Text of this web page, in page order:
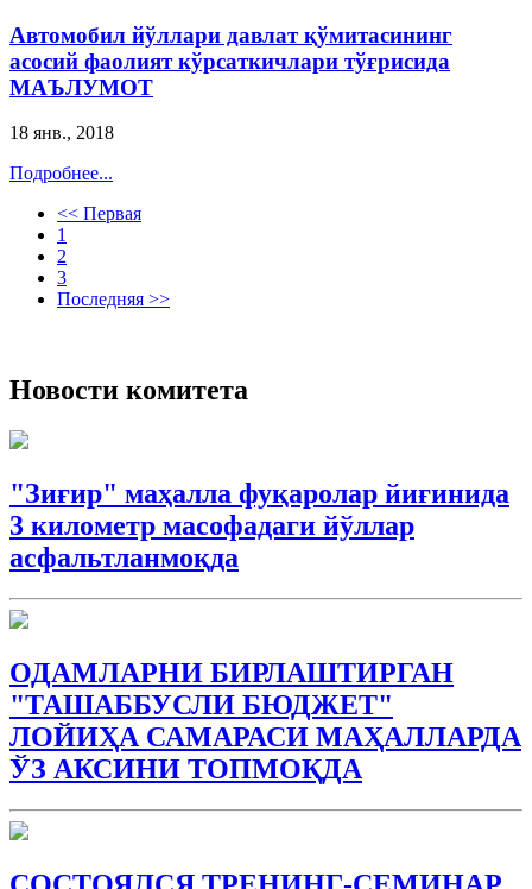
Автомобил йўллари давлат қўмитасининг
асосий фаолият кўрсаткичлари тўғрисида
МАЪЛУМОТ
18 янв., 2018
Подробнее...
<< Первая
1
2
3
Последняя >>
Новости комитета
"Зиғир" маҳалла фуқаролар йиғинида
3 километр масофадаги йўллар
асфальтланмоқда
ОДАМЛАРНИ БИРЛАШТИРГАН
"ТАШАББУСЛИ БЮДЖEТ"
ЛОЙИҲА САМАРАСИ МАҲАЛЛАРДА
ЎЗ АКСИНИ ТОПМОҚДА